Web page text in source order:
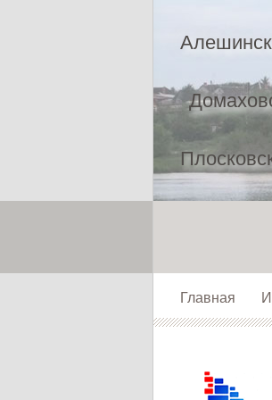
Главная